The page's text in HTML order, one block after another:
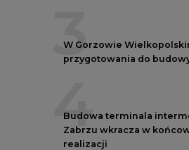
3
W Gorzowie
przygotowania do
4
Budowa terminala
Zabrzu wkracza w
realizacji